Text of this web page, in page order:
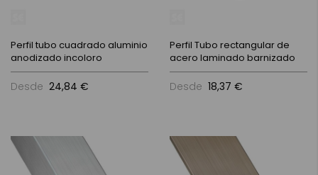
Perfil tubo cuadrado aluminio
anodizado incoloro
Desde 24,84 €
Perfil Tubo rectangular de
acero laminado barnizado
Desde 18,37 €